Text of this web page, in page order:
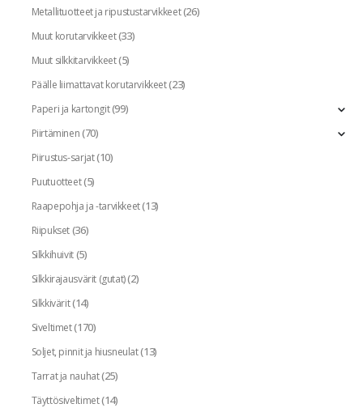
Metallituotteet ja ripustustarvikkeet(26)
Muut korutarvikkeet(33)
Muut silkkitarvikkeet(5)
Päälle liimattavat korutarvikkeet(23)
Paperi ja kartongit(99)
Piirtäminen(70)
Piirustus-sarjat(10)
Puutuotteet(5)
Raapepohja ja -tarvikkeet(13)
Riipukset(36)
Silkkihuivit(5)
Silkkirajausvärit (gutat)(2)
Silkkivärit(14)
Siveltimet(170)
Soljet, pinnit ja hiusneulat(13)
Tarrat ja nauhat(25)
Täyttösiveltimet(14)